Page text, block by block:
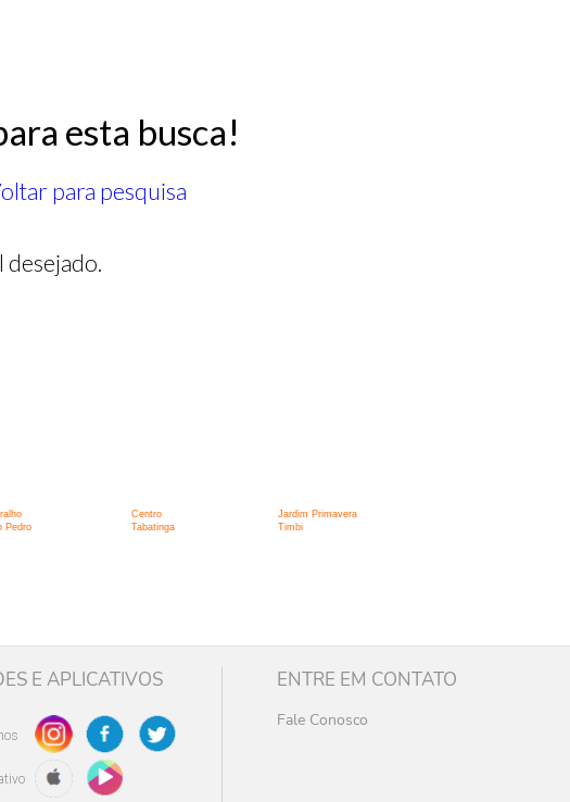
esta busca!
para pesquisa
Centro
Jardim Primavera
Pedro Tabatinga
Timbi
E APLICATIVOS ENTRE EM CONTATO
Fale Conosco